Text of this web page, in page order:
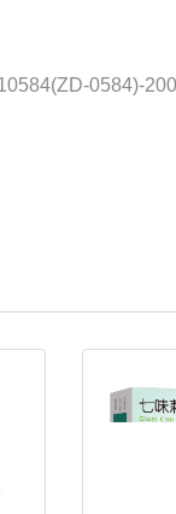
0584)-